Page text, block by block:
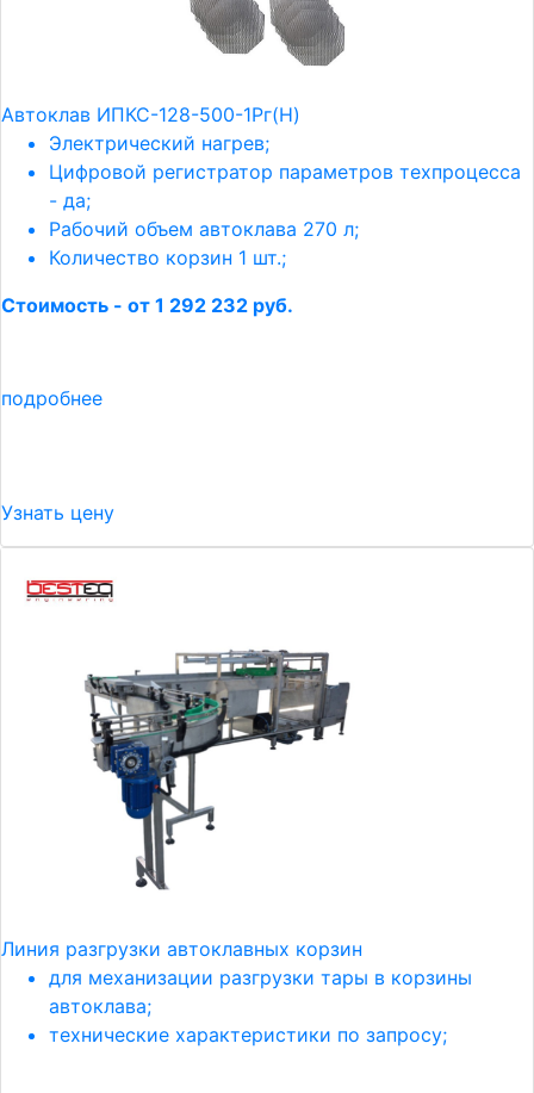
Автоклав ИПКС-128-500-1Рг(Н)
Электрический нагрев;
Цифровой регистратор параметров техпроцесса
- да;
Рабочий объем автоклава 270 л;
Количество корзин 1 шт.;
Стоимость - от 1 292 232 руб.
подробнее
Узнать цену
Линия разгрузки автоклавных корзин
для механизации разгрузки тары в корзины
автоклава;
технические характеристики по запросу;